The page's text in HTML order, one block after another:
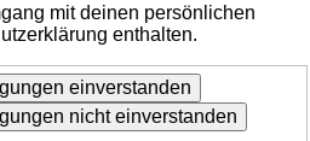
mit deinen persönlichen
enthalten.